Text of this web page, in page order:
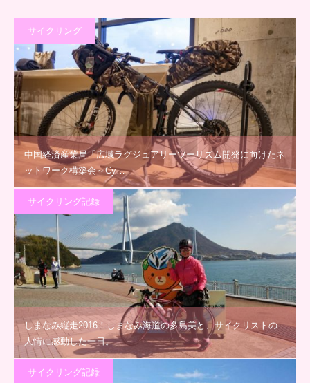
サイクリング
中国経済産業局「広域ラグジュアリーツーリズム開発に向けたネ
ットワーク構築会～Cy…
サイクリング記録
しまなみ縦走2016！しまなみ海道の多島美と、サイクリストの
人情に感動した一日。…
サイクリング記録